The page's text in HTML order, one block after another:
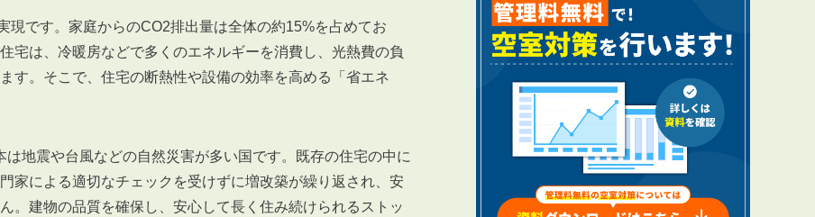
3POINT空室解消!3つの自信
物件プロモーション＆バリューアップリフォーム
RENTAL
管理料無料について
４つの強み
報酬と独自の保証内容
手続きの流れ
現です。家庭からのCO2排出量は全体の約15%を占めてお
宅は、冷暖房などで多くのエネルギーを消費し、光熱費の負
す。そこで、住宅の断熱性や設備の効率を高める「省エネ
地震や台風などの自然災害が多い国です。既存の住宅の中に
家による適切なチェックを受けずに増改築が繰り返され、安
。建物の品質を確保し、安心して長く住み続けられるストッ